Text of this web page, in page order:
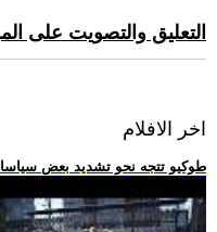
التعليق والتصويت على
اخر الافلام
.. طوكيو تتجه نحو تشديد بعض